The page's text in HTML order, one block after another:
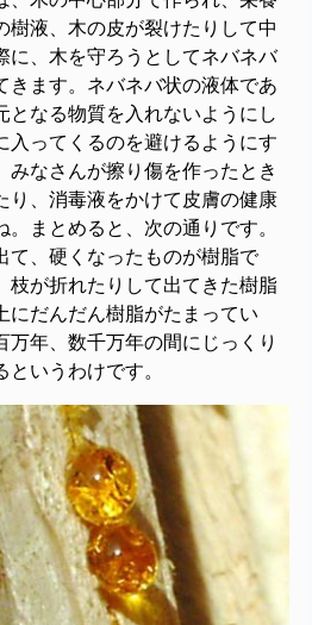
樹液、木の皮が裂けたりして中
に、木を守ろうとしてネバネバ
きます。ネバネバ状の液体であ
となる物質を入れないようにし
入ってくるのを避けるようにす
みなさんが擦り傷を作ったとき
り、消毒液をかけて皮膚の健康
まとめると、次の通りです。
て、硬くなったものが樹脂で
枝が折れたりして出てきた樹脂
にだんだん樹脂がたまってい
万年、数千万年の間にじっくり
いうわけです。